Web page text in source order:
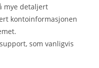
mye detaljert
kontoinformasjonen
som vanligvis